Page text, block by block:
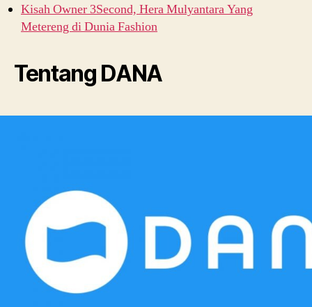
Kisah Owner 3Second, Hera Mulyantara Yang
Metereng di Dunia Fashion
Tentang DANA